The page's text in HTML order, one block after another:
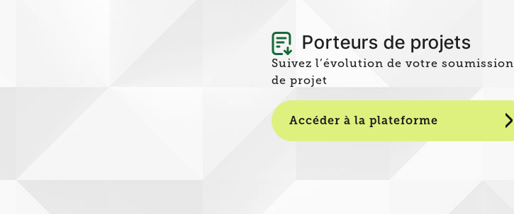
Porteurs de projets
Suivez l’évolution de votre soumission
de projet
Accéder à la plateforme